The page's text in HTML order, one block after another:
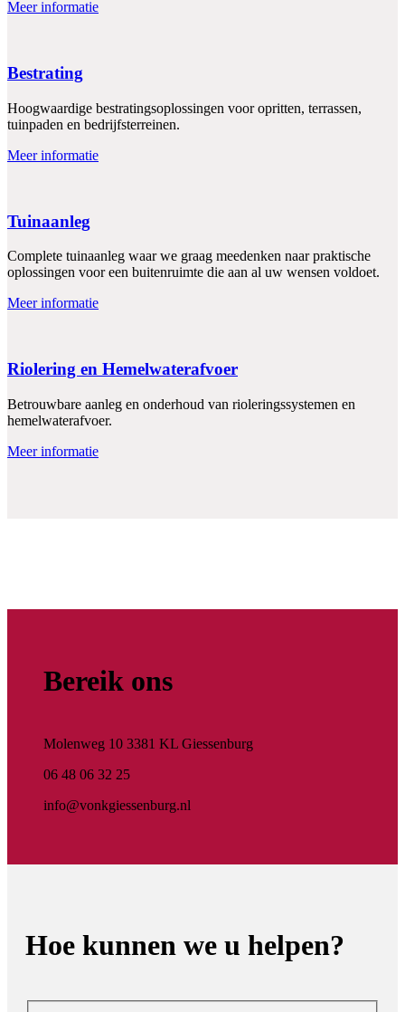
Meer informatie
Bestrating
Hoogwaardige bestratingsoplossingen voor opritten, terrassen,
tuinpaden en bedrijfsterreinen.
Meer informatie
Tuinaanleg
Complete tuinaanleg waar we graag meedenken naar praktische
oplossingen voor een buitenruimte die aan al uw wensen voldoet.
Meer informatie
Riolering en Hemelwaterafvoer
Betrouwbare aanleg en onderhoud van rioleringssystemen en
hemelwaterafvoer.
Meer informatie
Bereik ons
Molenweg 10 3381 KL Giessenburg
06 48 06 32 25
info@vonkgiessenburg.nl
Hoe kunnen we u helpen?